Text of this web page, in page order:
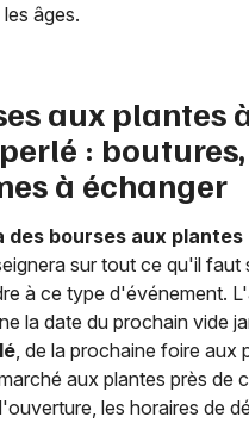
âges.
aux plantes
:
à échanger
des bourses aux plantes
sur tout ce qu'il faut
à ce type d'événement.
la date du prochain vide
, de la prochaine foire aux
aux plantes près de
les horaires de